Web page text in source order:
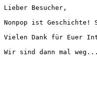
Lieber Besucher,
Nonpop ist Geschichte!
Vielen Dank für Euer
Wir sind dann mal weg...